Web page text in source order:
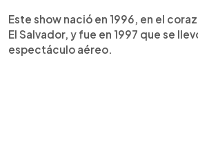
Este show nació en 1996, en el
El Salvador, y fue en 1997 que se
espectáculo aéreo.